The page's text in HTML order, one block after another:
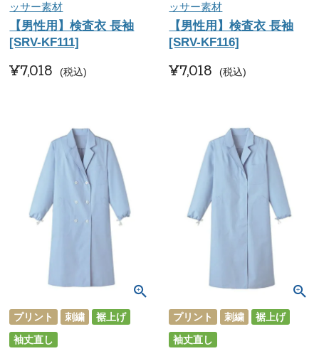
ッサー素材
【男性用】検査衣 長袖
[SRV-KF111]
¥7,018 税込
ッサー素材
【男性用】検査衣 長袖
[SRV-KF116]
¥7,018 税込
プリント 刺繍
裾上げ
袖丈直し
プリント 刺繍
裾上げ
袖丈直し